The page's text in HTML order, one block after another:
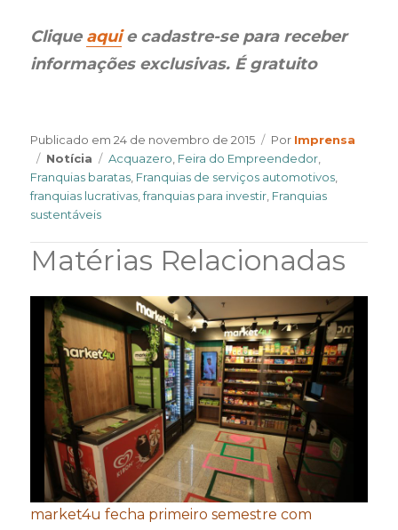
Clique aquie cadastre-se para receber
informações exclusivas. É gratuito
Publicado em24 de novembro de 2015 Por Author
Imprensa
Categories
Notícia Tags
Acquazero, Feira do Empreendedor,
Franquias baratas, Franquias de serviços automotivos,
franquias lucrativas,franquias para investir, Franquias
sustentáveis
Matérias Relacionadas
market4u fecha primeiro semestre com